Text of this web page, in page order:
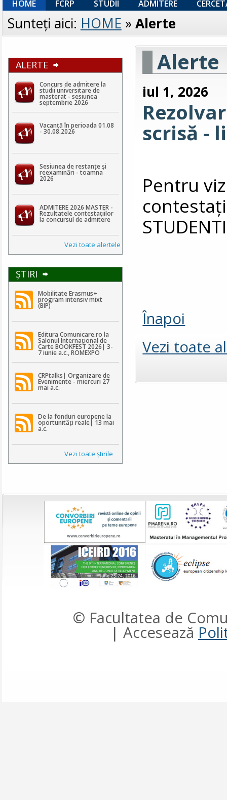
HOME FCRP STUDII ADMITERE
Sunteţi aici: HOME » Alerte
ALERTE
Concurs de admitere la
studii universitare de
masterat - sesiunea
septembrie 2026
Vacanță în perioada 01.08
- 30.08.2026
Sesiunea de restanțe și
reexaminări - toamna
2026
ADMITERE 2026 MASTER -
Rezultatele contestaţiilor
la concursul de admitere
Vezi toate alertele
ŞTIRI
Mobilitate Erasmus+
program intensiv mixt
(BIP)
Editura Comunicare.ro la
Salonul Internațional de
Carte BOOKFEST 2026| 3-
7 iunie a.c., ROMEXPO
CRPtalks| Organizare de
Evenimente - miercuri 27
mai a.c.
De la fonduri europene la
oportunități reale| 13 mai
a.c.
Vezi toate ştirile
Alerte
iul 1, 2026
scrisă -
Pentru
Înapoi
Vezi toate
© Facultatea de
| Accesează